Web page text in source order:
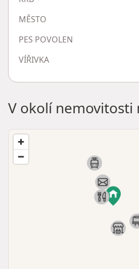
MĚSTO
PES POVOLEN
VÍŘIVKA
V okolí nemovitosti